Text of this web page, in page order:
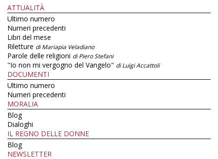
ATTUALITÀ
Ultimo numero
Numeri precedenti
Libri del mese
Riletture di Mariapia Veladiano
Parole delle religioni di Piero Stefani
"Io non mi vergogno del Vangelo" di Luigi Accattoli
DOCUMENTI
Ultimo numero
Numeri precedenti
MORALIA
Blog
Dialoghi
IL REGNO DELLE DONNE
Blog
NEWSLETTER